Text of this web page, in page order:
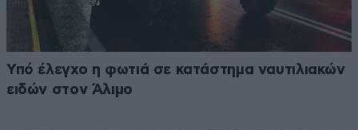
Υπό έλεγχο η φωτιά σε κατάστημα ναυτιλιακών
ειδών στον Άλιμο